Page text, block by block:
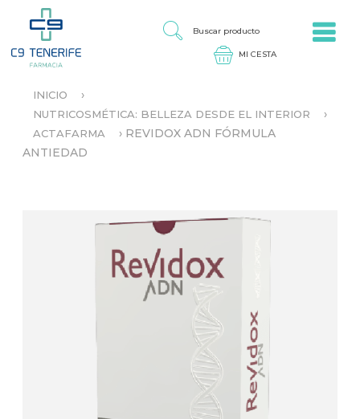
B
P
R
N
INICIO ›
NUTRICOSMÉTICA: BELLEZA DESDE EL INTERIOR ›
ACTAFARMA › REVIDOX ADN FÓRMULA
ANTIEDAD